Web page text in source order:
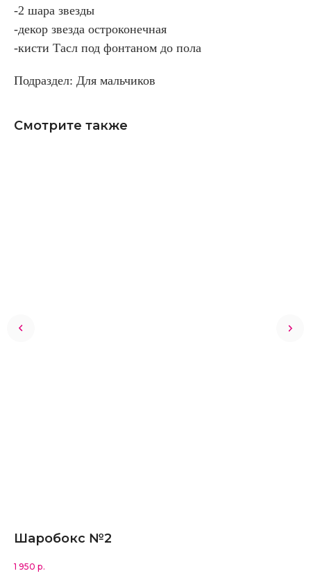
-2 шара звезды
-декор звезда остроконечная
-кисти Тасл под фонтаном до пола
Подраздел: Для мальчиков
Смотрите также
Шаробокс №2
1 950 р.